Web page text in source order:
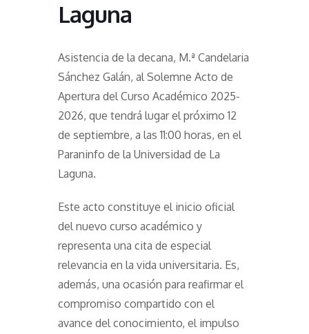
Laguna
Asistencia de la decana, M.ª Candelaria
Sánchez Galán, al Solemne Acto de
Apertura del Curso Académico 2025-
2026, que tendrá lugar el próximo 12
de septiembre, a las 11:00 horas, en el
Paraninfo de la Universidad de La
Laguna.
Este acto constituye el inicio oficial
del nuevo curso académico y
representa una cita de especial
relevancia en la vida universitaria. Es,
además, una ocasión para reafirmar el
compromiso compartido con el
avance del conocimiento, el impulso